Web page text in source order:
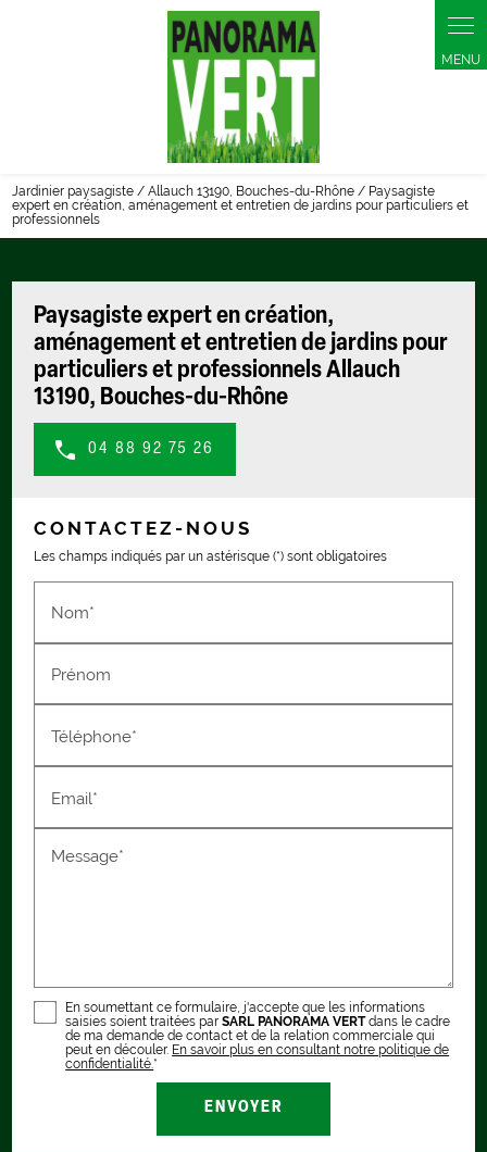
Jardinier paysagiste / Allauch 13190, Bouches-du-Rhône / Paysagiste
expert en création, aménagement et entretien de jardins pour particuliers et
professionnels
Paysagiste expert en création,
aménagement et entretien de jardins pour
particuliers et professionnels Allauch
13190, Bouches-du-Rhône
04 88 92 75 26
CONTACTEZ-NOUS
Les champs indiqués par un astérisque (*) sont obligatoires
Nom*
Prénom
Téléphone*
Email*
Message*
En soumettant ce formulaire, j'accepte que les informations
saisies soient traitées parSARL PANORAMA VERTdans le cadre
de ma demande de contact et de la relation commerciale qui
peut en découler. En savoir plus en consultant notre politique de
confidentialité.*
Panneau de gestion des cookies